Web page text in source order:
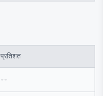
प्रतिशत
--